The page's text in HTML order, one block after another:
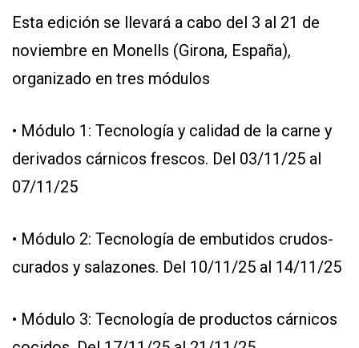
Esta edición se llevará a cabo del 3 al 21 de
noviembre en Monells (Girona, España),
organizado en tres módulos
• Módulo 1: Tecnología y calidad de la carne y
derivados cárnicos frescos. Del 03/11/25 al
07/11/25
• Módulo 2: Tecnología de embutidos crudos-
curados y salazones. Del 10/11/25 al 14/11/25
• Módulo 3: Tecnología de productos cárnicos